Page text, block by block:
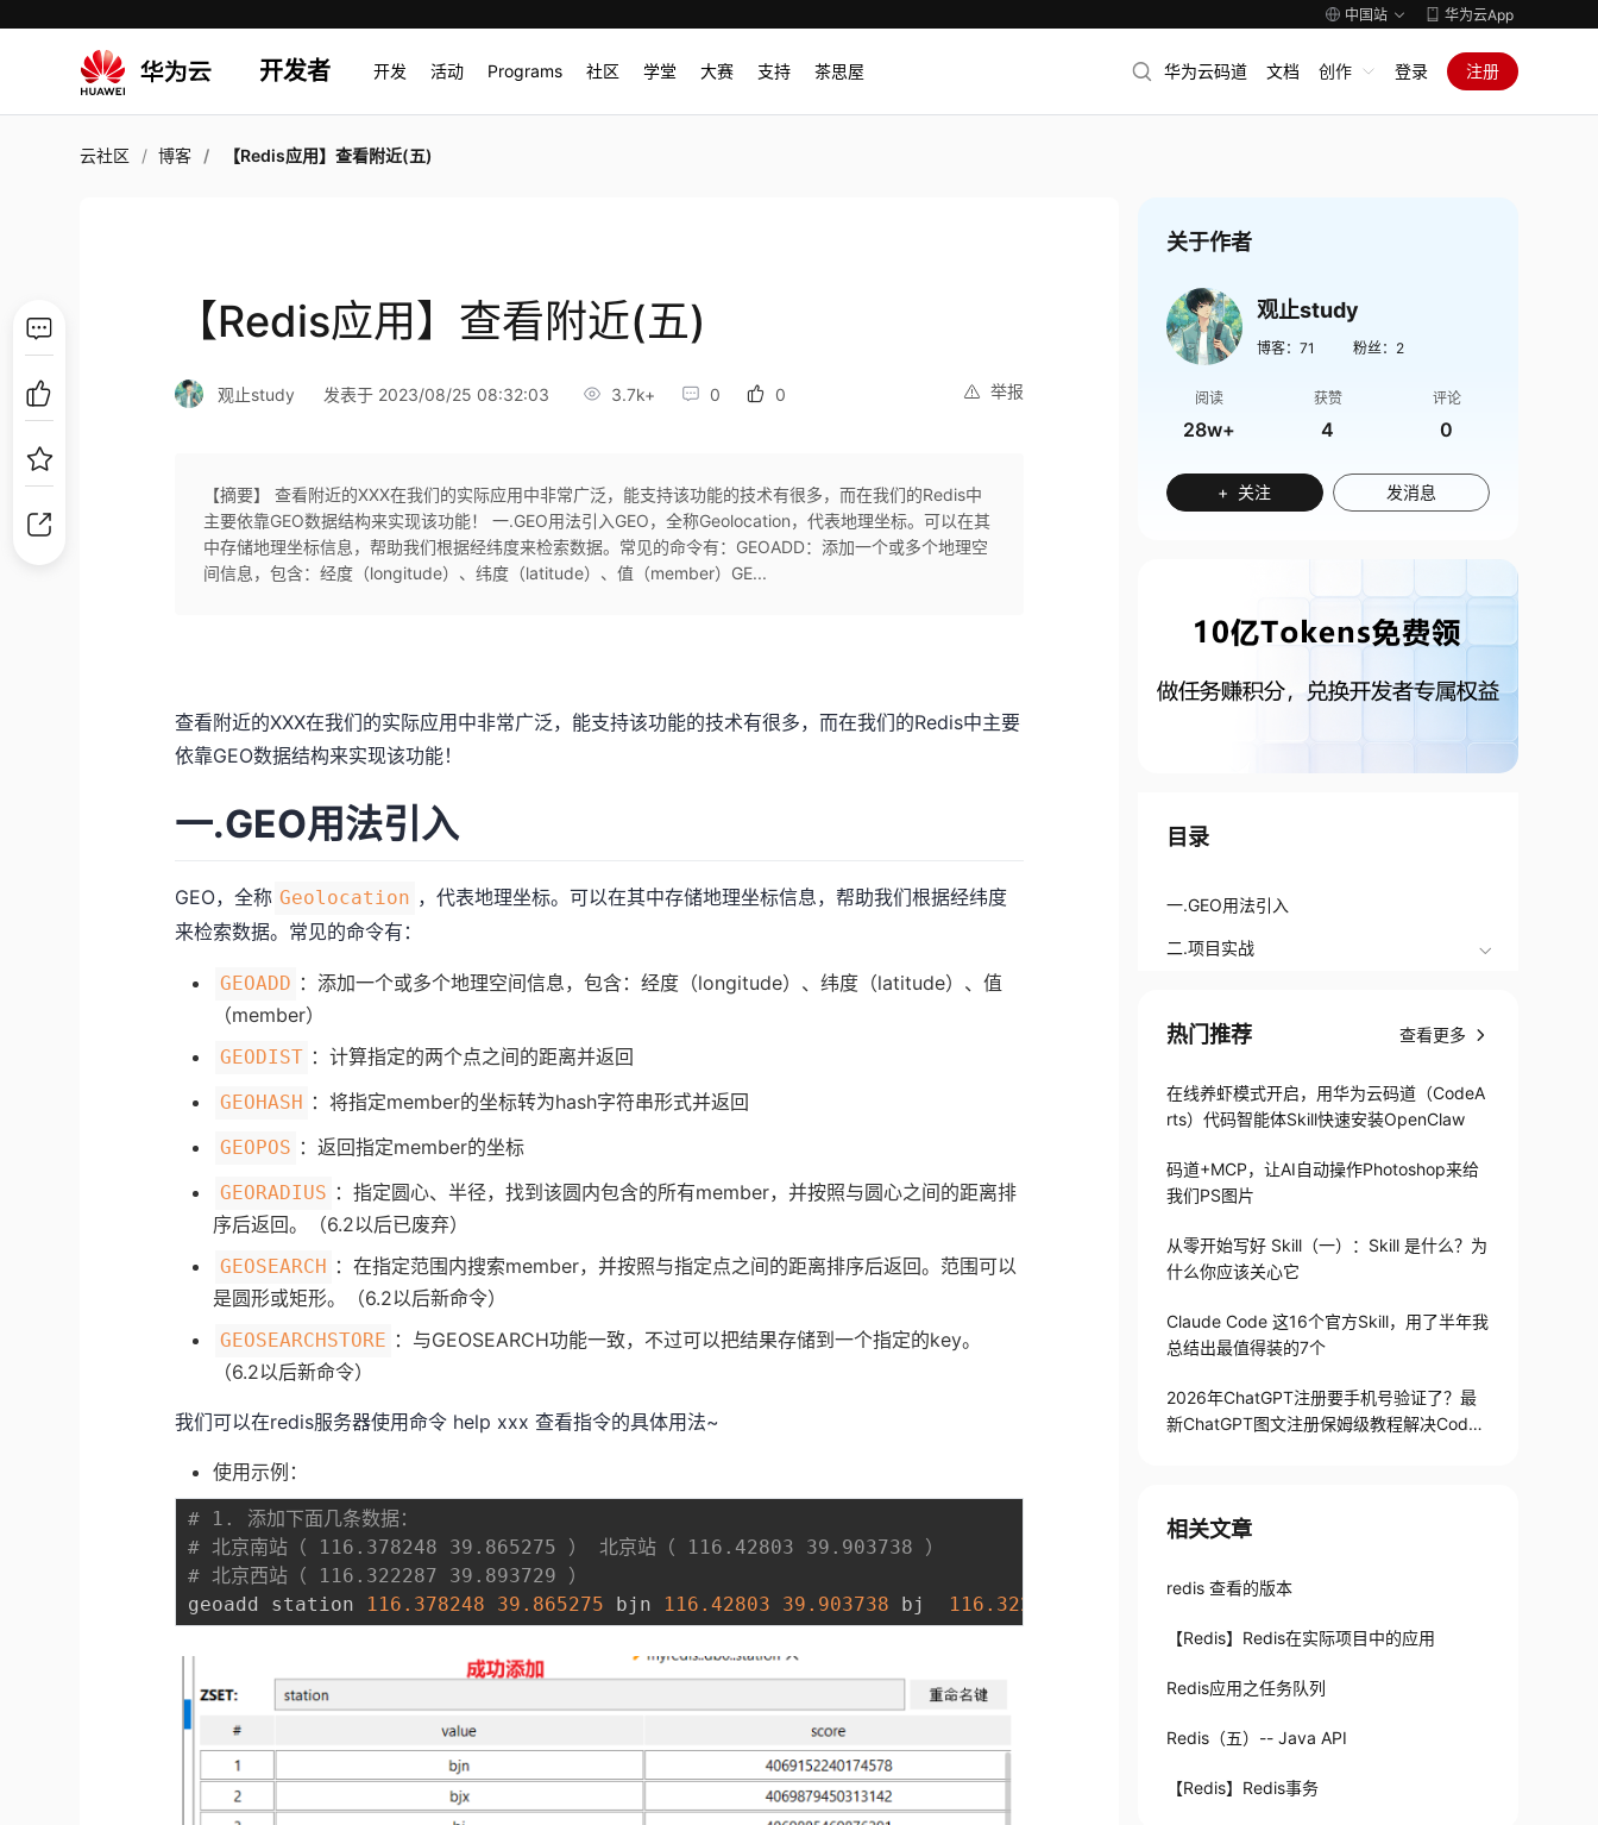
中国站 华为云App
开发者 开发 活动 Programs 社区 学堂 大赛 支持 茶思屋 华为云码道 文档 创作 登录 注册
云社区 博客 【Redis应用】查看附近(五)
【Redis应用】查看附近(五)
举报
观止study 发表于 2023/08/25 08:32:03 3.7k+ 0 0
【摘要】 查看附近的XXX在我们的实际应用中非常广泛，能支持该功能的技术有很多，而在我们的Redis中
主要依靠GEO数据结构来实现该功能！ 一.GEO用法引入GEO，全称Geolocation，代表地理坐标。可以在其
中存储地理坐标信息，帮助我们根据经纬度来检索数据。常见的命令有：GEOADD：添加一个或多个地理空
间信息，包含：经度（longitude）、纬度（latitude）、值（member）GE...
查看附近的XXX在我们的实际应用中非常广泛，能支持该功能的技术有很多，而在我们的Redis中主要
依靠GEO数据结构来实现该功能！
一.GEO用法引入
GEO，全称 Geolocation ，代表地理坐标。可以在其中存储地理坐标信息，帮助我们根据经纬度
来检索数据。 常见的命令有：
GEOADD ：添加一个或多个地理空间信息，包含：经度（longitude）、纬度（latitude）、值
（member）
GEODIST ：计算指定的两个点之间的距离并返回
GEOHASH ：将指定member的坐标转为hash字符串形式并返回
GEOPOS ：返回指定member的坐标
GEORADIUS ：指定圆心、半径，找到该圆内包含的所有member，并按照与圆心之间的距离排
序后返回。（6.2以后已废弃）
GEOSEARCH ：在指定范围内搜索member，并按照与指定点之间的距离排序后返回。范围可以
是圆形或矩形。（6.2以后新命令）
GEOSEARCHSTORE ：与GEOSEARCH功能一致，不过可以把结果存储到一个指定的key。
（6.2以后新命令）
我们可以在redis服务器使用命令 help xxx 查看指令的具体用法~
使用示例：
# 1. 添加下面几条数据：
# 北京南站（ 116.378248 39.865275 ） 北京站（ 116.42803 39.903738 ）
# 北京西站（ 116.322287 39.893729 ）
geoadd station 116.378248 39.865275 bjn 116.42803 39.903738 bj 116.322287
关于作者
观止study
博客： 71 粉丝： 2
阅读
28w+
获赞
4
评论
0
+ 关注 发消息
目录
一.GEO用法引入
二.项目实战
热门推荐 查看更多
在线养虾模式开启，用华为云码道（CodeA
rts）代码智能体Skill快速安装OpenClaw
码道+MCP，让AI自动操作Photoshop来给
我们PS图片
从零开始写好 Skill（一）：Skill 是什么？为
什么你应该关心它
Claude Code 这16个官方Skill，用了半年我
总结出最值得装的7个
2026年ChatGPT注册要手机号验证了？最
新ChatGPT图文注册保姆级教程解决Codex
相关文章
redis 查看的版本
【Redis】Redis在实际项目中的应用
Redis应用之任务队列
Redis（五）-- Java API
【Redis】Redis事务